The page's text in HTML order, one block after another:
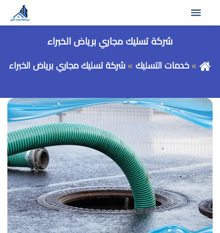
شركة تسليك مجاري برياض الخبراء
خدمات التسليك شركة تسليك مجاري برياض الخبراء